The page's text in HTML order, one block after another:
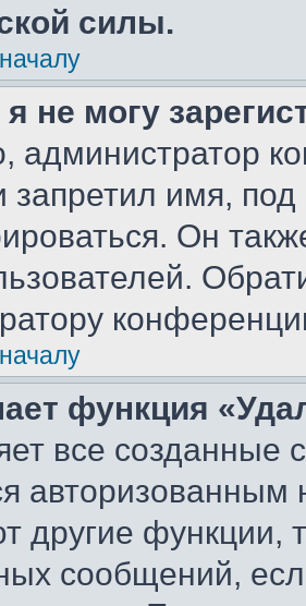
силы.
не могу
администратор
запретил имя,
Он
функция
все созданные
другие функции,
сообщений,